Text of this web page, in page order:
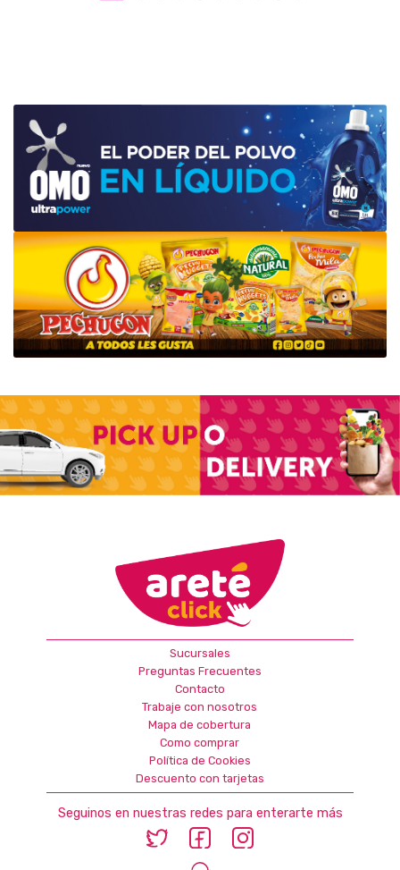
Sucursales
Preguntas Frecuentes
Contacto
Trabaje con nosotros
Mapa de cobertura
Como comprar
Política de Cookies
Descuento con tarjetas
Seguinos en nuestras redes para enterarte más